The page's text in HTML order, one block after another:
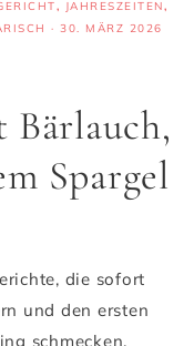
, JAHRESZEITEN,
· 30. MÄRZ 2026
Spargel
die sofort
und den ersten
schmecken.